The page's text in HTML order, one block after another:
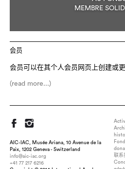
MEMBRE
会员
会员可以在其个人会员网页上创建或更
(read more...)
AIC-IAC, Musée Ariana, 10 Avenue de la
Paix, 1202 Geneva - Switzerland
info@aic-iac.org
+41 77 217 6216
联系